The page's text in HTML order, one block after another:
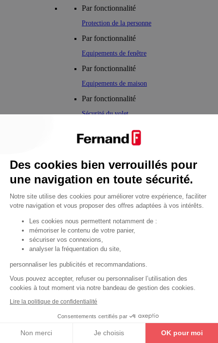
Par fonctionnalité
Protection de la personne
Par fonctionnalité
Equipements de fenêtre
Par fonctionnalité
Equipements de maison
Par fonctionnalité
Sécurité du volet
Par fonctionnalité
Cendrier
Par fonctionnalité
Equipements de porte
•Judas de porte
Fermes-portes
•Arrêts de porte
•Butoirs de porte
• Charnières de porte
• Accessoires de fixation
Les astuces
Les équipements de porte
Les équipements pour les personnes
Des cookies bien verrouillés pour
une navigation en toute sécurité.
Notre site utilise des cookies pour améliorer votre expérience, faciliter
votre navigation et vous proposer des offres adaptées à vos intérêts.
Les cookies nous permettent notamment de :
mémoriser le contenu de votre panier,
sécuriser vos connexions,
analyser la fréquentation du site,
personnaliser les publicités et recommandations.
Vous pouvez accepter, refuser ou personnaliser l’utilisation des
cookies à tout moment via notre bandeau de gestion des cookies.
Lire la politique de confidentialité
Consentements certifiés par
Non merci Je choisis OK pour moi